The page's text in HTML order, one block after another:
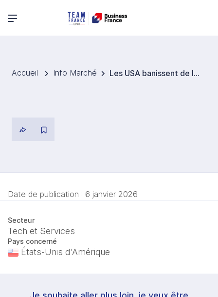
Menu principal
Accueil Info Marché Les USA banissent de leur territoire 5 ressortissants européens
Date de publication : 6 janvier 2026
Secteur
Tech et Services
Pays concerné
États-Unis d'Amérique